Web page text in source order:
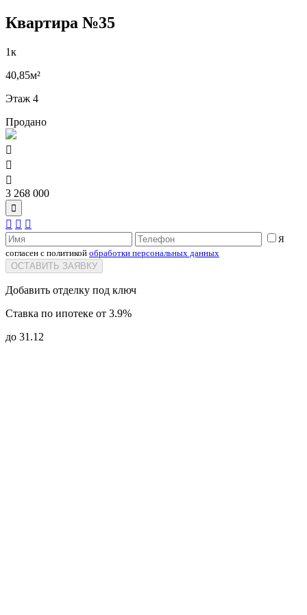
Квартира №35
1к
40,85м²
Этаж 4
Продано



3 268 000

  
Я
согласен с политикой обработки персональных данных
ОСТАВИТЬ ЗАЯВКУ
Добавить отделку под ключ
Ставка по ипотеке от 3.9%
до 31.12